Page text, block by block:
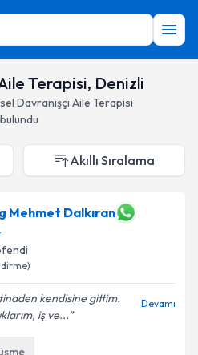
Terapisi, Denizli
Davranışçı Aile Terapisi
Akıllı Sıralama
Mehmet Dalkıran
kendisine gittim.
iş ve...
Devamı